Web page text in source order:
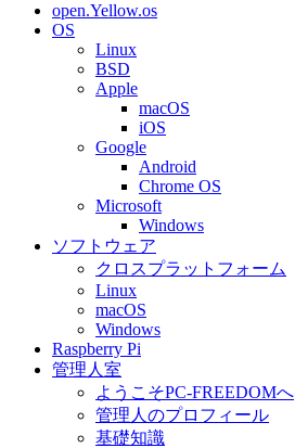
open.Yellow.os
OS
Linux
BSD
Apple
macOS
iOS
Google
Android
Chrome OS
Microsoft
Windows
ソフトウェア
クロスプラットフォーム
Linux
macOS
Windows
Raspberry Pi
管理人室
ようこそPC-FREEDOMへ
管理人のプロフィール
基礎知識